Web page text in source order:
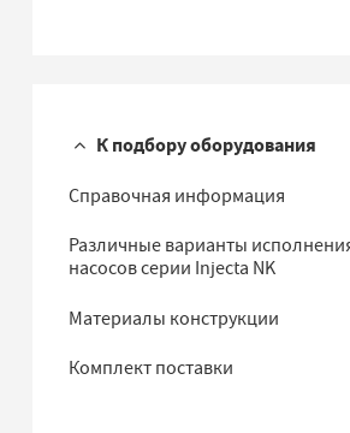
К подбору оборудования
Справочная информация
Различные варианты
насосов серии Injecta NK
Материалы конструкции
Комплект поставки